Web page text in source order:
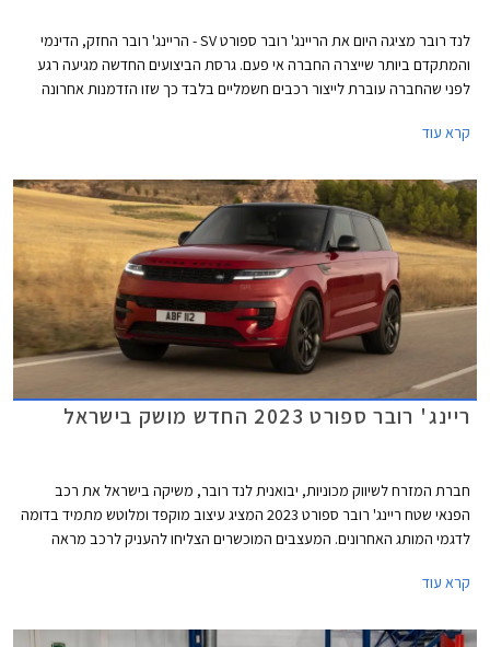
לנד רובר מציגה היום את הריינג' רובר ספורט SV - הריינג' רובר החזק, הדינמי
והמתקדם ביותר שייצרה החברה אי פעם. גרסת הביצועים החדשה מגיעה רגע
לפני שהחברה עוברת לייצור רכבים חשמליים בלבד כך שזו הזדמנות אחרונה
קרא עוד
ריינג' רובר ספורט 2023 החדש מושק בישראל
חברת המזרח לשיווק מכוניות, יבואנית לנד רובר, משיקה בישראל את רכב
הפנאי שטח ריינג' רובר ספורט 2023 המציג עיצוב מוקפד ומלוטש מתמיד בדומה
לדגמי המותג האחרונים. המעצבים המוכשרים הצליחו להעניק לרכב מראה
צרים במיקום גבוה, ידיות דלתות שקועות, חלונות בהתקנה שטוחה, סרחי עודף
אנטנות סנפיר אשר באחת מהן מותקנת מצלמה עבור המראה המרכזית
קרא עוד